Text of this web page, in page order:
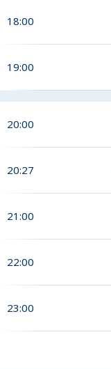
18:00
19:00
20:00
20:27
21:00
22:00
23:00